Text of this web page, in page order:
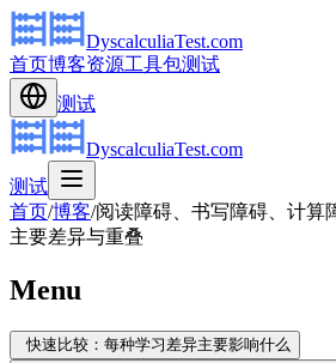
DyscalculiaTest.com
首页博客资源工具包测试
测试
DyscalculiaTest.com
测试
首页/博客/阅读障碍、书写障碍、计算
主要差异与重叠
Menu
快速比较：每种学习差异主要影响什么